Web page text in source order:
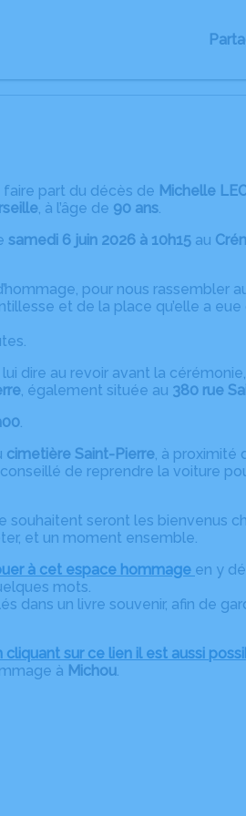
part du décès de Michelle
, à l’âge de 90 ans.
samedi 6 juin 2026 à 10h15 au
pour nous rassembler
et de la place qu’elle a
dire au revoir avant la
, également située au 380 rue
.
cimetière Saint-Pierre, à proximité
de reprendre la voiture
souhaitent seront les bienvenus
et un moment ensemble.
à cet espace hommage en y
mots.
dans un livre souvenir, afin de
cliquant sur ce lien il est aussi
à Michou.